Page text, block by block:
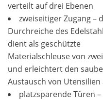
verteilt auf drei Ebenen
zweiseitiger Zugang –
Durchreiche des
dient als geschützte
Materialschleuse von
und erleichtert den
Austausch von
platzsparende Türen –